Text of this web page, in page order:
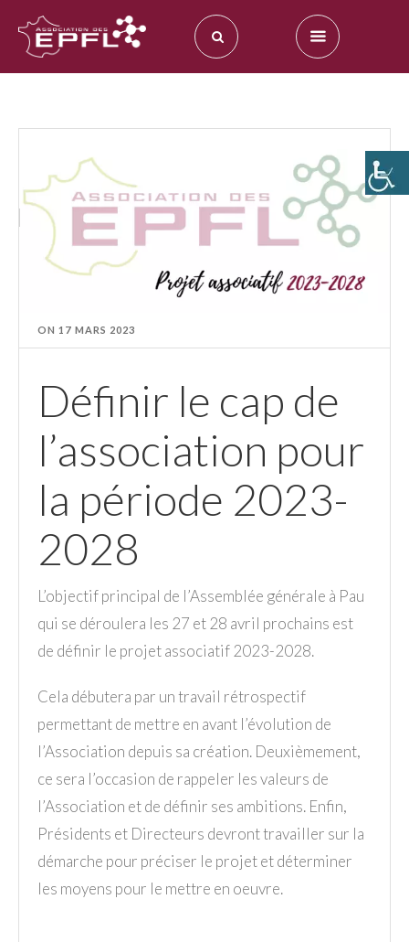
ON17 MARS 2023
Définir le cap de
l’association pour
la période 2023-
2028
L’objectif principal de l’Assemblée générale à Pau
qui se déroulera les 27 et 28 avril prochains est
de définir le projet associatif 2023-2028.
Cela débutera par un travail rétrospectif
permettant de mettre en avant l’évolution de
l’Association depuis sa création. Deuxièmement,
ce sera l’occasion de rappeler les valeurs de
l’Association et de définir ses ambitions. Enfin,
Présidents et Directeurs devront travailler sur la
démarche pour préciser le projet et déterminer
les moyens pour le mettre en oeuvre.